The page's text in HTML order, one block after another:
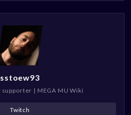
sstoew93
| MEGA MU Wiki
Twitch